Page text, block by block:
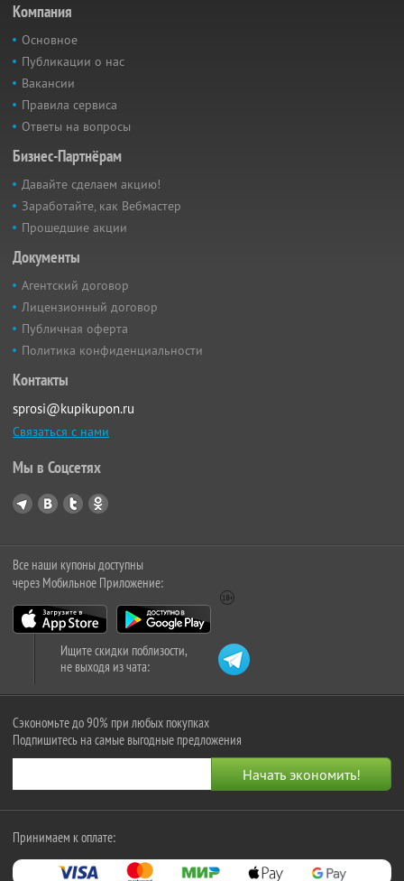
Компания
Основное
Публикации о нас
Вакансии
Правила сервиса
Ответы на вопросы
Бизнес-Партнёрам
Давайте сделаем акцию!
Заработайте, как Вебмастер
Прошедшие акции
Документы
Агентский договор
Лицензионный договор
Публичная оферта
Политика конфиденциальности
Контакты
sprosi@kupikupon.ru
Связаться с нами
Мы в Соцсетях
Все наши купоны доступны
через Мобильное Приложение:
Ищите скидки поблизости,
не выходя из чата:
Сэкономьте до 90% при любых покупках
Подпишитесь на самые выгодные предложения
Принимаем к оплате: